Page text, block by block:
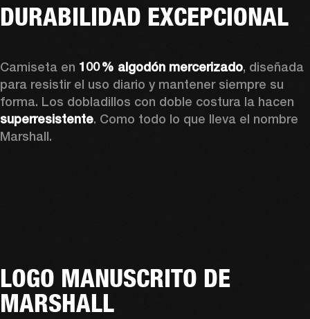
DURABILIDAD EXCEPCIONAL
Camiseta en 100 % algodón mercerizado, diseñada
para resistir el uso diario y mantener siempre su
superresistente. Como todo lo que lleva el nombre
Marshall.
LOGO MANUSCRITO DE
MARSHALL